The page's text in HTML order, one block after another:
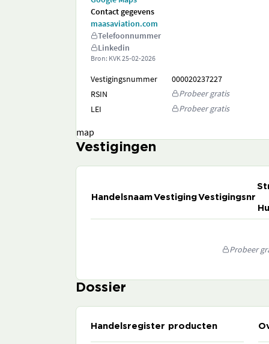
Contact gegevens
maasaviation.com
Telefoonnummer
Linkedin
Bron: KVK25-02-2026
Vestigingsnummer
000020237227
RSIN
Probeer gratis
LEI
Probeer gratis
map
Vestigingen
HandelsnaamVestigingVestigingsnr
Probeer
Dossier
Handelsregister producten